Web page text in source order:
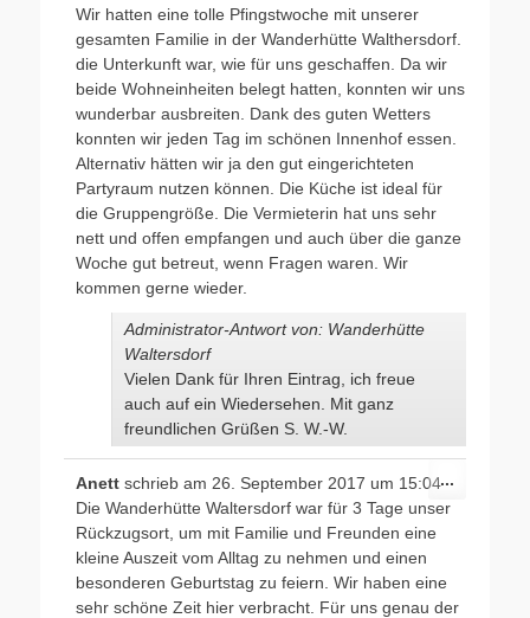
Wir hatten eine tolle Pfingstwoche mit unserer
gesamten Familie in der Wanderhütte Walthersdorf.
die Unterkunft war, wie für uns geschaffen. Da wir
beide Wohneinheiten belegt hatten, konnten wir uns
wunderbar ausbreiten. Dank des guten Wetters
konnten wir jeden Tag im schönen Innenhof essen.
Alternativ hätten wir ja den gut eingerichteten
Partyraum nutzen können. Die Küche ist ideal für
die Gruppengröße. Die Vermieterin hat uns sehr
nett und offen empfangen und auch über die ganze
Woche gut betreut, wenn Fragen waren. Wir
kommen gerne wieder.
Administrator-Antwort von: Wanderhütte
Waltersdorf
Vielen Dank für Ihren Eintrag, ich freue
auch auf ein Wiedersehen. Mit ganz
freundlichen Grüßen S. W.-W.
Anett schrieb am 26. September 2017 um 15:04
Die Wanderhütte Waltersdorf war für 3 Tage unser
Rückzugsort, um mit Familie und Freunden eine
kleine Auszeit vom Alltag zu nehmen und einen
besonderen Geburtstag zu feiern. Wir haben eine
sehr schöne Zeit hier verbracht. Für uns genau der
...